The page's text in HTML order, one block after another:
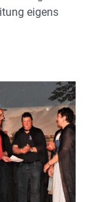
eigens